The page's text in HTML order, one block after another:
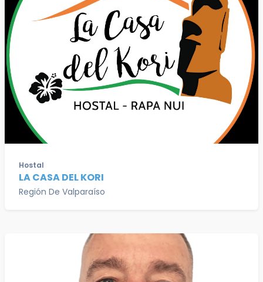
Hostal
LA CASA DEL KORI
Región De Valparaíso